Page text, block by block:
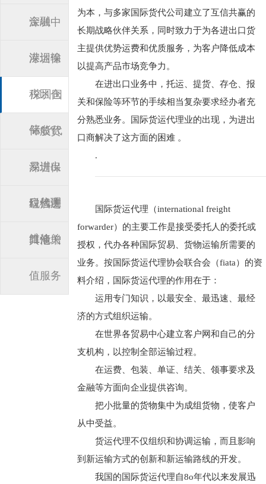
金融
深圳中
港运输
深圳保
税区仓
储
深圳国
际货代
一般贸
易进出
口代理
深圳保
税检测
维修
红酒进
口清关
其他增
值服务
为本，与多家国际货代公司建立了互信共赢的
长期战略伙伴关系，同时致力于为各进出口货
主提供优势运费和优质服务，为客户降低成本
以提高产品市场竞争力。
在进出口业务中，托运、提货、存仓、报
关和保险等环节的手续相当复杂要求经办者充
分熟悉业务。国际货运代理业的出现，为进出
口商解决了这方面的困难 。
.
国际货运代理（international freight
forwarder）的主要工作是接受委托人的委托或
授权，代办各种国际贸易、货物运输所需要的
业务。按国际货运代理协会联合会（fiata）的资
料介绍，国际货运代理的作用在于：
运用专门知识，以最安全、最迅速、最经
济的方式组织运输。
在世界各贸易中心建立客户网和自己的分
支机构，以控制全部运输过程。
在运费、包装、单证、结关、领事要求及
金融等方面向企业提供咨询。
把小批量的货物集中为成组货物，使客户
从中受益。
货运代理不仅组织和协调运输，而且影响
到新运输方式的创新和新运输路线的开发。
我国的国际货运代理自8o年代以来发展迅